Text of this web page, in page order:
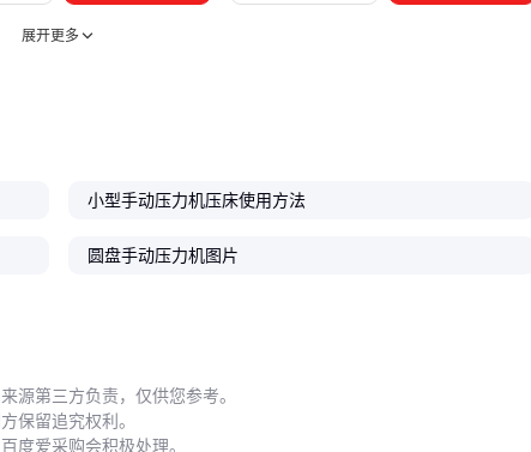
时间累积，最终导致精度永久性下降。
承受不均匀应力，可能引发早期疲劳裂纹。这类损伤初期不易
忽视压力机润滑剂
定期更换，导致传动部件干摩擦
使用普通洗涤剂清洁机身，加速漆面腐蚀
展开更多
小型手动压力机压床使用方法
圆盘手动压力机图片
源第三方负责，仅供您参考。
保留追究权利。
度爱采购会积极处理。